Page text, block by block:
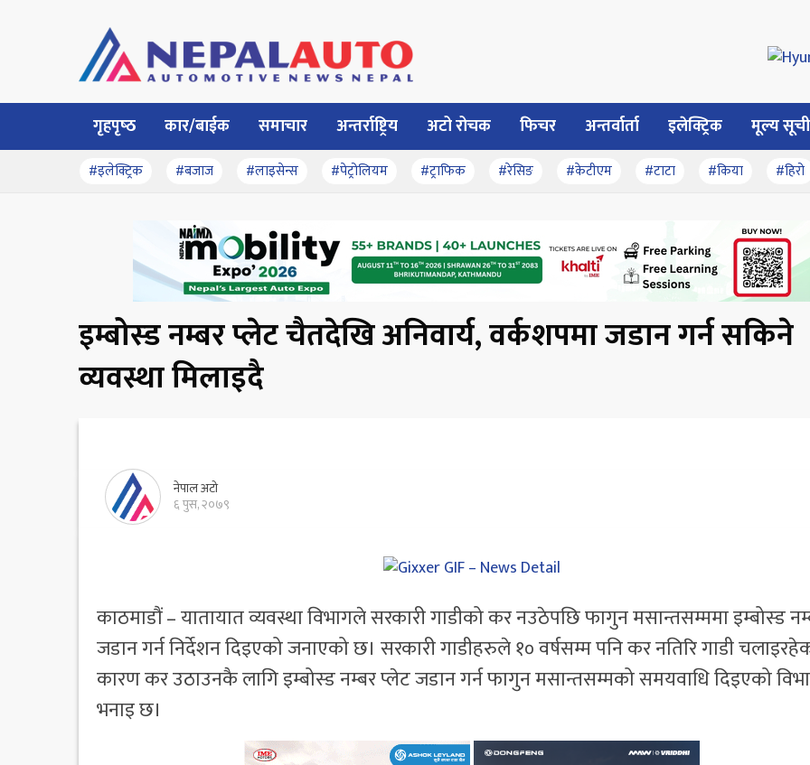
गृहपृष्‍ठ कार/बाईक समाचार अन्तर्राष्ट्रिय अटो रोचक फिचर अन्तर्वार्ता इलेक्ट्रिक मूल्य सूची
#इलेक्ट्रिक #बजाज #लाइसेन्स #पेट्रोलियम #ट्राफिक #रेसिङ #केटीएम #टाटा #किया #हिरो
इम्बोस्ड नम्बर प्लेट चैतदेखि अनिवार्य, वर्कशपमा जडान गर्न सकिने
व्यवस्था मिलाइदै
नेपाल अटो
६ पुस, २०७९
काठमाडौं – यातायात व्यवस्था विभागले सरकारी गाडीको कर नउठेपछि फागुन मसान्तसम्ममा इम्बोस्ड
जडान गर्न निर्देशन दिइएको जनाएको छ। सरकारी गाडीहरुले १० वर्षसम्म पनि कर नतिरि गाडी
कारण कर उठाउनकै लागि इम्बोस्ड नम्बर प्लेट जडान गर्न फागुन मसान्तसम्मको समयवाधि दिइएको
भनाइ छ।